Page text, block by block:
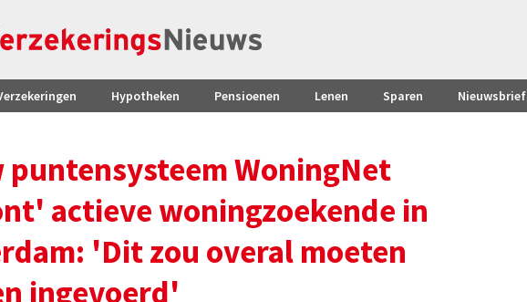
Hypotheken Pensioenen Lenen Sparen Nieuwsbrief
puntensysteem WoningNet
actieve woningzoekende in
'Dit zou overal moeten
ingevoerd'